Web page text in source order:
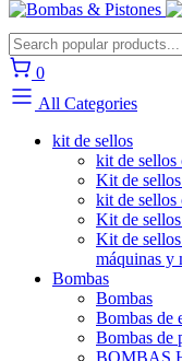
0
All Categories
kit de sellos
kit de sellos
Kit de
kit de
Kit de
Kit de
máquinas y
Bombas
Bombas
Bombas de
Bombas de
BOMBAS